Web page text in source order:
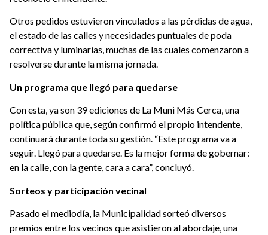
Otros pedidos estuvieron vinculados a las pérdidas de agua,
el estado de las calles y necesidades puntuales de poda
correctiva y luminarias, muchas de las cuales comenzaron a
resolverse durante la misma jornada.
Un programa que llegó para quedarse
Con esta, ya son 39 ediciones de La Muni Más Cerca, una
política pública que, según confirmó el propio intendente,
continuará durante toda su gestión. “Este programa va a
seguir. Llegó para quedarse. Es la mejor forma de gobernar:
en la calle, con la gente, cara a cara”, concluyó.
Sorteos y participación vecinal
Pasado el mediodía, la Municipalidad sorteó diversos
premios entre los vecinos que asistieron al abordaje, una